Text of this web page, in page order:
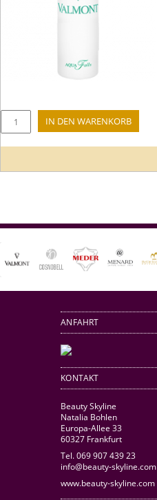
ANFAHRT
KONTAKT
Beauty Skyline
Natalia Bohlen
Europa-Allee 33
60327 Frankfurt
Tel. 069 907 439 23
info@beauty-skyline.com
www.beauty-skyline.com